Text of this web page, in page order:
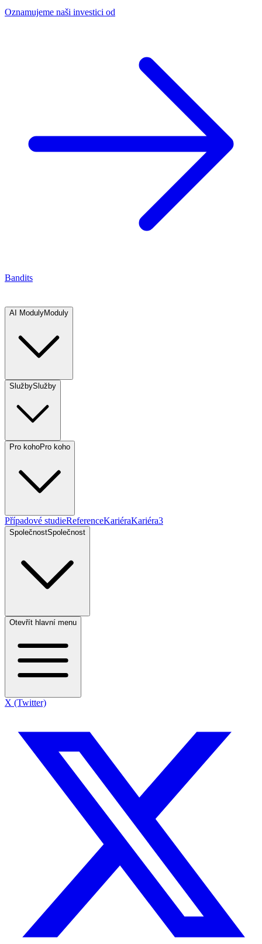
Oznamujeme naši investici od
Bandits
AI ModulyModuly
SlužbySlužby
Pro kohoPro koho
Případové studieReferenceKariéraKariéra3
SpolečnostSpolečnost
Otevřít hlavní menu
X (Twitter)